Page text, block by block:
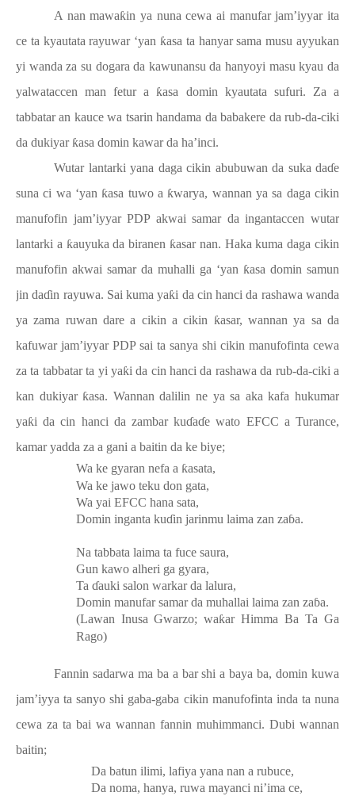
A nan mawaƙin ya nuna cewa ai manufar jam’iyyar ita
ce ta kyautata rayuwar ‘yan ƙasa ta hanyar sama musu ayyukan
yi wanda za su dogara da kawunansu da hanyoyi masu kyau da
yalwataccen man fetur aƙasa domin kyautata sufuri. Za a
tabbatar an kauce wa tsarin handama da babakere da rub-da-ciki
da dukiyarƙasa domin kawar da ha’inci.
Wutar lantarki yana daga cikin abubuwan da suka daɗe
suna ci wa ‘yanƙasa tuwo aƙwarya, wannan ya sa daga cikin
manufofin jam’iyyar PDP akwai samar da ingantaccen wutar
lantarki a ƙauyuka da biranenƙasar nan. Haka kuma daga cikin
manufofin akwai samar da muhalli ga ‘yan ƙasa domin samun
jin daɗin rayuwa. Sai kuma yaƙi da cin hanci da rashawa wanda
ya zama ruwan dare a cikin a cikin ƙasar, wannan ya sa da
kafuwar jam’iyyar PDP sai ta sanya shi cikin manufofinta cewa
za ta tabbatar ta yi yaƙi da cin hanci da rashawa da rub-da-ciki a
kan dukiyarƙasa. Wannan dalilin ne ya sa aka kafa hukumar
yaƙi da cin hanci da zambar kuɗaɗe wato EFCC a Turance,
kamar yadda za a gani a baitin da ke biye;
Wa ke gyaran nefa a ƙasata,
Wa ke jawo teku don gata,
Wa yai EFCC hana sata,
Domin inganta kuɗin jarinmu laima zan zaɓa.
Na tabbata laima ta fuce saura,
Gun kawo alheri ga gyara,
Ta ɗauki salon warkar da lalura,
Domin manufar samar da muhallai laima zan zaɓa.
(Lawan Inusa Gwarzo; waƙar Himma Ba Ta Ga
Rago)
Fannin sadarwa ma ba a bar shi a baya ba, domin kuwa
jam’iyya ta sanyo shi gaba-gaba cikin manufofinta inda ta nuna
cewa za ta bai wa wannan fannin muhimmanci. Dubi wannan
baitin;
Da batun ilimi, lafiya yana nan a rubuce,
Da noma, hanya, ruwa mayanci ni’ima ce,